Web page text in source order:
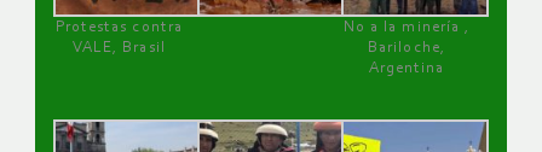
Protestas contra
VALE, Brasil
No a la minería ,
Bariloche,
Argentina